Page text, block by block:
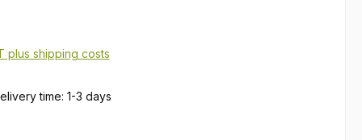
plus shipping costs
time: 1-3 days